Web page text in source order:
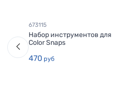
673115
Набор инструментов
Color Snaps
470 руб